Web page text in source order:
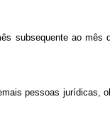
subsequente ao mês
pessoas jurídicas,